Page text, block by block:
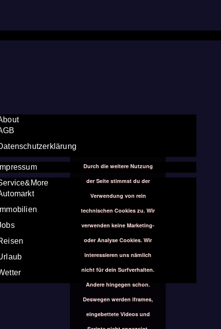
Durch die weitere Nutzung
der Seite stimmst du der
Verwendung von rein
technischen Cookies zu. Wir
verwenden keine Marketing-
oder Analyse Cookies. Wir
interessieren uns nämlich
nicht für dein Surfverhalten.
Andere hingegen schon.
Deswegen werden iframes,
eingebettete Videos und